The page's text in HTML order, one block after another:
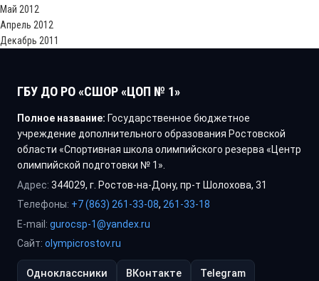
Май 2012
Апрель 2012
Декабрь 2011
ГБУ ДО РО «СШОР «ЦОП № 1»
Полное название: Государственное бюджетное
учреждение дополнительного образования Ростовской
области «Спортивная школа олимпийского резерва «Центр
олимпийской подготовки № 1».
Адрес: 344029, г. Ростов-на-Дону, пр-т Шолохова, 31
Телефоны: +7 (863) 261-33-08, 261-33-18
E-mail: gurocsp-1@yandex.ru
Сайт: olympicrostov.ru
Одноклассники ВКонтакте Telegram